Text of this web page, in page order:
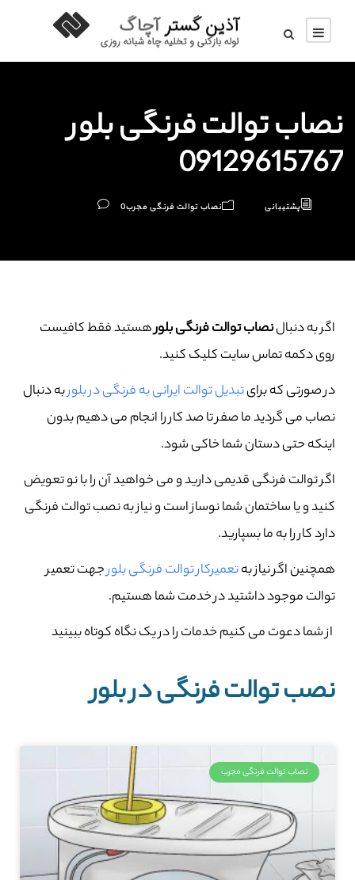
نصاب توالت فرنگی بلور
09129615767
پشتیبانی نصاب توالت فرنگی مجرب0
اگر به دنبالنصاب توالت فرنگی بلورهستید فقط کافیست
روی دکمه تماس سایت کلیک کنید.
در صورتی که برایتبدیل توالت ایرانی به فرنگی در بلوربه دنبال
نصاب می گردید ما صفر تا صد کار را انجام می دهیم بدون
اینکه حتی دستان شما خاکی شود.
اگر توالت فرنگی قدیمی دارید و می خواهید آن را با نو تعویض
کنید و یا ساختمان شما نوساز است و نیاز به نصب توالت فرنگی
دارد کار را به ما بسپارید.
همچنین اگر نیاز بهتعمیرکار توالت فرنگی بلورجهت تعمیر
توالت موجود داشتید در خدمت شما هستیم.
از شما دعوت می کنیم خدمات را در یک نگاه کوتاه ببینید
نصب توالت فرنگی در بلور
نصاب توالت فرنگی مجرب